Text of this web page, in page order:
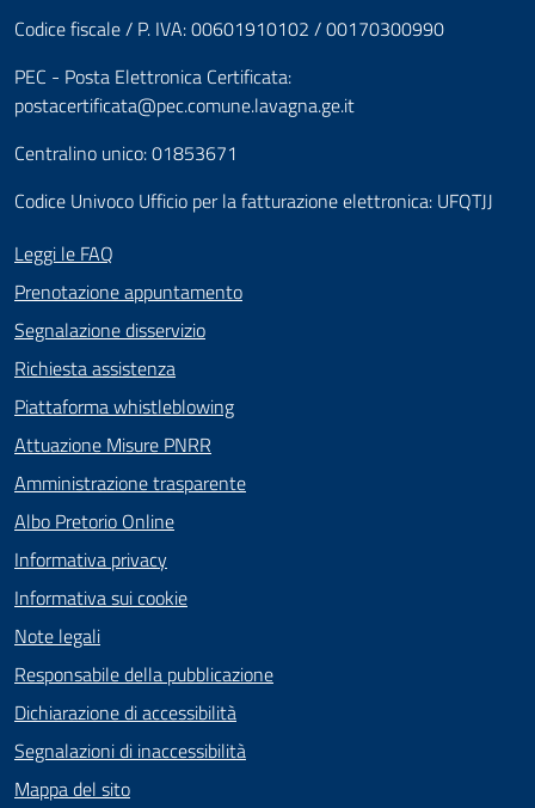
Codice fiscale / P. IVA: 00601910102 / 00170300990
PEC - Posta Elettronica Certificata:
postacertificata@pec.comune.lavagna.ge.it
Centralino unico: 01853671
Codice Univoco Ufficio per la fatturazione elettronica: UFQTJJ
Leggi le FAQ
Prenotazione appuntamento
Segnalazione disservizio
Richiesta assistenza
Piattaforma whistleblowing
Attuazione Misure PNRR
Amministrazione trasparente
Albo Pretorio Online
Informativa privacy
Informativa sui cookie
Note legali
Responsabile della pubblicazione
Dichiarazione di accessibilità
Segnalazioni di inaccessibilità
Mappa del sito